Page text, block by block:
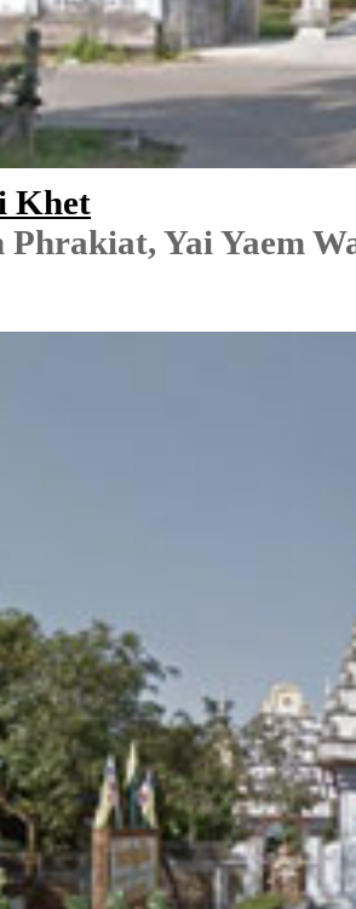
Khet
Phrakiat, Yai Yaem